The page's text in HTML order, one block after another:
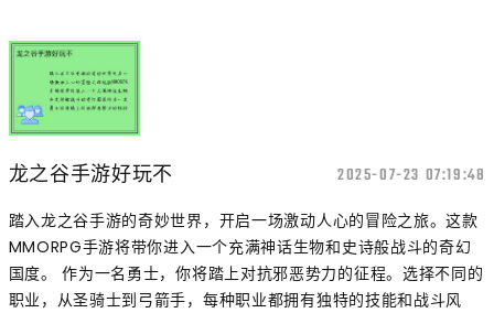
龙之谷手游好玩不 2025-07-23 07:19:48
踏入龙之谷手游的奇妙世界，开启一场激动人心的冒险之旅。这款
MMORPG手游将带你进入一个充满神话生物和史诗般战斗的奇幻
国度。 作为一名勇士，你将踏上对抗邪恶势力的征程。选择不同的
职业，从圣骑士到弓箭手，每种职业都拥有独特的技能和战斗风